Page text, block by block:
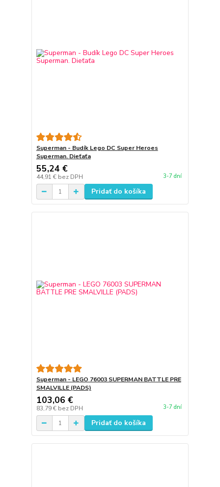
Superman - Budík Lego DC Super Heroes
Superman. Dieťaťa
55,24 €
44,91 € bez DPH 3-7 dní
Pridať do košíka
Superman - LEGO 76003 SUPERMAN BATTLE PRE
SMALVILLE (PADS)
103,06 €
83,79 € bez DPH 3-7 dní
Pridať do košíka